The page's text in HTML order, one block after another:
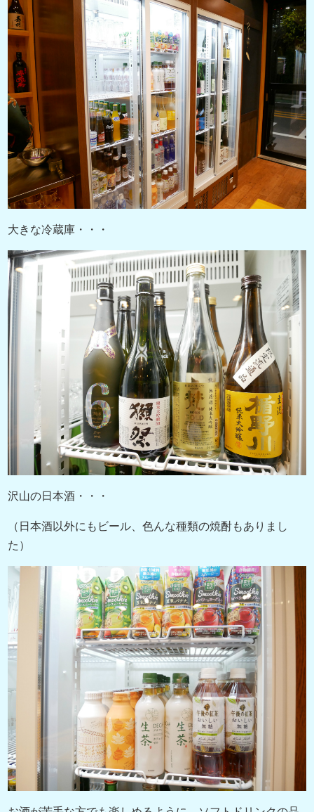
大きな冷蔵庫・・・
沢山の日本酒・・・
（日本酒以外にもビール、色んな種類の焼酎もありまし
た）